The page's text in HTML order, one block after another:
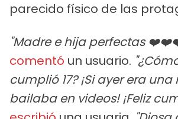
parecido físico de las
"Madre e hija perfectas
comentó un usuario.
cumplió 17? ¡Si ayer era
bailaba en videos! ¡Feliz